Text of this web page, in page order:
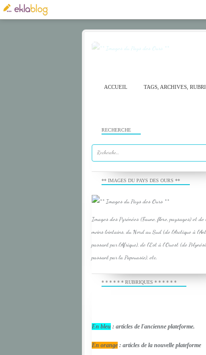
ACCUEIL TAGS, ARCHIVES,
RECHERCHE
** IMAGES DU PAYS DES OURS **
Images des Pyrénées (Faune, flore, paysages) et de
moins lointains, du Nord au Sud (de l'Arctique à
passant par l'Afrique), de l'Est à l'Ouest (de
passant par la Papouasie), etc.
* * * * * * RUBRIQUES * * * * * *
En bleu : articles de l'ancienne plateforme.
En orange : articles de la nouvelle plateforme